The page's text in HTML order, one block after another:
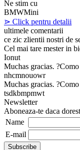
Ne stim cu
BMWMini
⋗ Click pentru detalii
ultimele comentarii
ce zic zlientii nostri de
Cel mai tare mester in
Ionut
Muchas gracias.
nhcmnouowr
Muchas gracias.
tsdkbmpmwt
Newsletter
Aboneaza-te daca
Name
E-mail